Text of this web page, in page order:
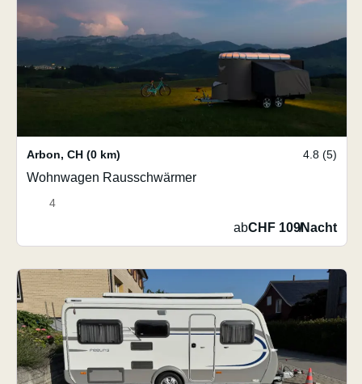
Arbon, CH (0 km) 4.8 (5)
Wohnwagen Rausschwärmer
4
abCHF 109/Nacht